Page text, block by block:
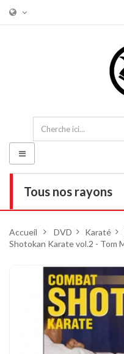
Tous nos rayons
DVD
Armes
Tenues
Chaussures
Protections
Basculer
la
navigation
Accueil > DVD > Karaté >
Shotokan Karate vol.2 - Tom